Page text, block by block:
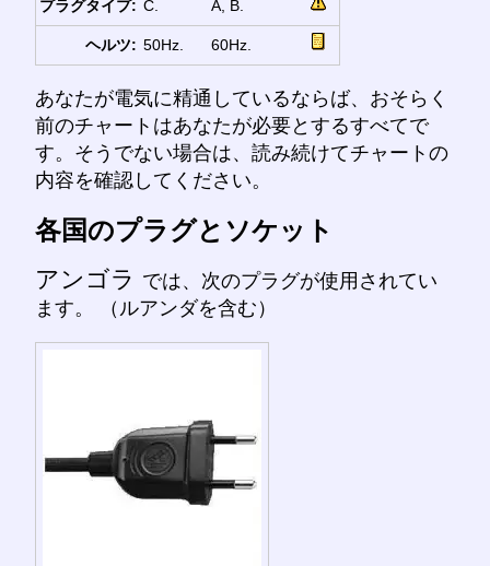
プラグタイプ: C. A, B.
ヘルツ: 50Hz. 60Hz.
あなたが電気に精通しているならば、おそらく
前のチャートはあなたが必要とするすべてで
す。そうでない場合は、読み続けてチャートの
内容を確認してください。
各国のプラグとソケット
アンゴラ では、次のプラグが使用されてい
ます。 （ルアンダを含む）